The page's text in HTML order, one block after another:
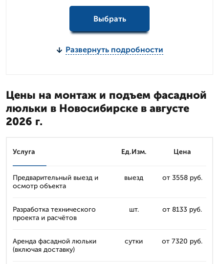
Выбрать
Развернуть подробности
Цены на монтаж и подъем фасадной
люльки в Новосибирске в августе
2026 г.
Услуга Ед.Изм. Цена
Предварительный выезд и
осмотр объекта
выезд от 3558 руб.
Разработка технического
проекта и расчётов
шт. от 8133 руб.
Аренда фасадной люльки
(включая доставку)
сутки от 7320 руб.